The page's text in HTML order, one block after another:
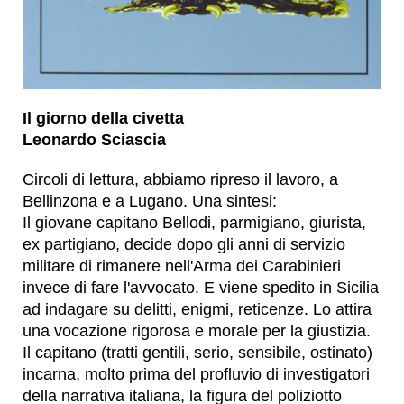
Il giorno della civetta
Leonardo Sciascia
Circoli di lettura, abbiamo ripreso il lavoro, a
Bellinzona e a Lugano. Una sintesi:
Il giovane capitano Bellodi, parmigiano, giurista,
ex partigiano, decide dopo gli anni di servizio
militare di rimanere nell'Arma dei Carabinieri
invece di fare l'avvocato. E viene spedito in Sicilia
ad indagare su delitti, enigmi, reticenze. Lo attira
una vocazione rigorosa e morale per la giustizia.
Il capitano (tratti gentili, serio, sensibile, ostinato)
incarna, molto prima del profluvio di investigatori
della narrativa italiana, la figura del poliziotto